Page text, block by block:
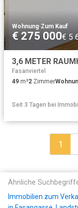
Wohnung·Zum Kauf
€ 275 000€ 5
Fasanviertel
49 m²2 Zimmer
Seit 3 Tagen bei
1
Ähnliche
Immobilien zum